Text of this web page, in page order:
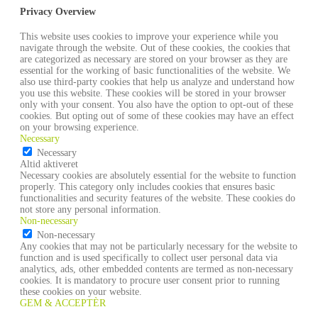
Privacy Overview
This website uses cookies to improve your experience while you
navigate through the website. Out of these cookies, the cookies that
are categorized as necessary are stored on your browser as they are
essential for the working of basic functionalities of the website. We
also use third-party cookies that help us analyze and understand how
you use this website. These cookies will be stored in your browser
only with your consent. You also have the option to opt-out of these
cookies. But opting out of some of these cookies may have an effect
on your browsing experience.
Necessary
Necessary
Altid aktiveret
Necessary cookies are absolutely essential for the website to function
properly. This category only includes cookies that ensures basic
functionalities and security features of the website. These cookies do
not store any personal information.
Non-necessary
Non-necessary
Any cookies that may not be particularly necessary for the website to
function and is used specifically to collect user personal data via
analytics, ads, other embedded contents are termed as non-necessary
cookies. It is mandatory to procure user consent prior to running
these cookies on your website.
GEM & ACCEPTÈR